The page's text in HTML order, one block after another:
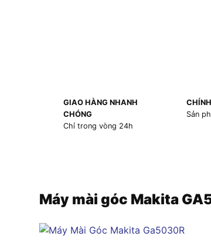
GIAO HÀNG NHANH
CHÓNG
Chỉ trong vòng 24h
Sản
Máy mài góc Makita